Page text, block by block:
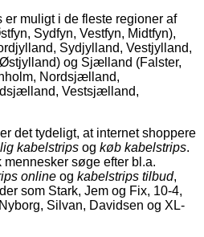
er muligt i de fleste regioner af
Sydfyn, Vestfyn, Midtfyn),
Sydjylland, Vestjylland,
og Sjælland (Falster,
Nordsjælland,
Vestsjælland,
det tydeligt, at internet shoppere
kabelstrips og køb kabelstrips.
søge efter bl.a.
online og kabelstrips tilbud,
som Stark, Jem og Fix, 10-4,
Silvan, Davidsen og XL-